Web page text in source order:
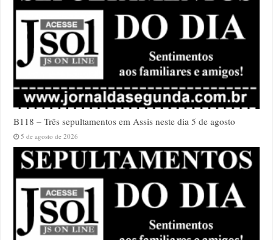
B118 – Três sepultamentos em Assis neste dia 5 de agosto
5 de agosto de 2026